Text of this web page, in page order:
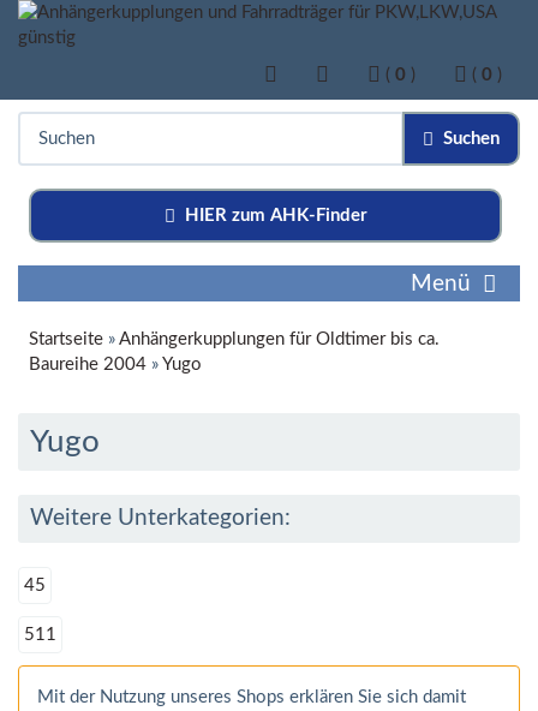
( 0 ) ( 0 )
Suchen
HIER zum AHK-Finder
Menü
Startseite » Anhängerkupplungen für Oldtimer bis ca.
Baureihe 2004 » Yugo
Yugo
Weitere Unterkategorien:
45
511
Mit der Nutzung unseres Shops erklären Sie sich damit